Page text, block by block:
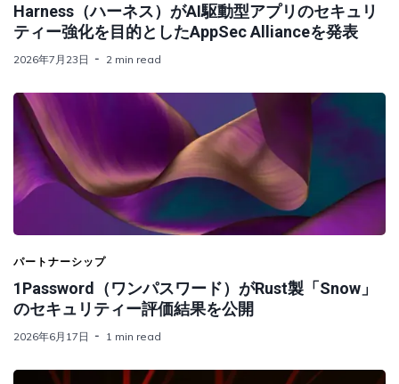
Harness（ハーネス）がAI駆動型アプリのセキュリ
ティー強化を目的としたAppSec Allianceを発表
2026年7月23日 2 min read
パートナーシップ
1Password（ワンパスワード）がRust製「Snow」
のセキュリティー評価結果を公開
2026年6月17日 1 min read